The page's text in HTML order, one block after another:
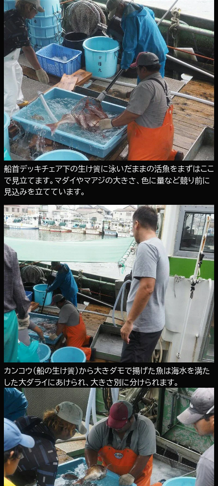
船首デッキチェア下の生け簀に泳いだままの活魚をまずはここ
で見立てます。マダイやマアジの大きさ、色に量など競り前に
見込みを立てています。
カンコウ（船の生け簀）から大きダモで揚げた魚は海水を満た
した大ダライにあけられ、大きさ別に分けられます。